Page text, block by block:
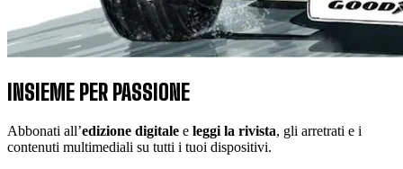
INSIEME PER PASSIONE
Abbonati all’edizione digitale e leggi la rivista, gli arretrati e i
contenuti multimediali su tutti i tuoi dispositivi.